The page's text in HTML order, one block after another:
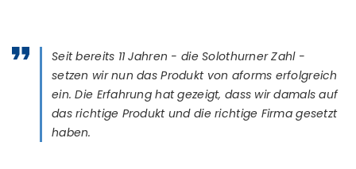
Seit bereits 11 Jahren - die Solothurner Zahl -
setzen wir nun das Produkt von aforms erfolgreich
ein. Die Erfahrung hat gezeigt, dass wir damals auf
das richtige Produkt und die richtige Firma gesetzt
haben.